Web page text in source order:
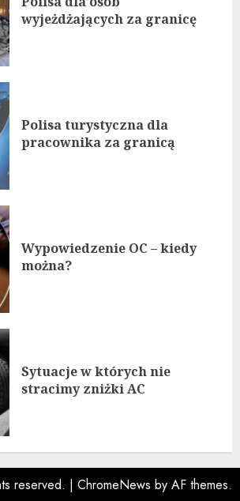
wyjeżdżających za granicę
Polisa turystyczna dla
pracownika za granicą
Wypowiedzenie OC – kiedy
można?
Sytuacje w których nie
stracimy zniżki AC
reserved. | ChromeNews by AF themes.